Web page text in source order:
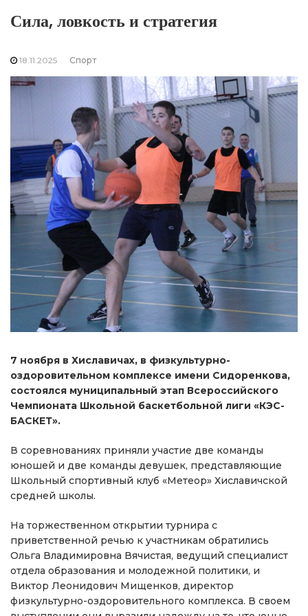
Сила, ловкость и стратегия
18.11.2025 Спорт
7 ноября в Хиславичах, в физкультурно-
оздоровительном комплексе имени Сидоренкова,
состоялся муниципальный этап Всероссийского
Чемпионата Школьной баскетбольной лиги «КЭС-
БАСКЕТ».
В соревнованиях приняли участие две команды
юношей и две команды девушек, представляющие
Школьный спортивный клуб «Метеор» Хиславичской
средней школы.
На торжественном открытии турнира с
приветственной речью к участникам обратились
Ольга Владимировна Вячистая, ведущий специалист
отдела образования и молодежной политики, и
Виктор Леонидович Мищенков, директор
физкультурно-оздоровительного комплекса. В своем